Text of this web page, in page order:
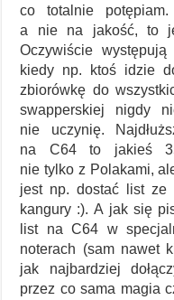
co totalnie
a nie na jakość, to
Oczywiście
kiedy np. ktoś idzie
zbiorówkę do
swapperskiej nigdy
nie uczynię.
na C64 to jakieś
nie tylko z Polakami,
jest np. dostać list ze
kangury :). A jak się
list na C64 w
noterach (sam nawet
jak najbardziej
przez co sama magia